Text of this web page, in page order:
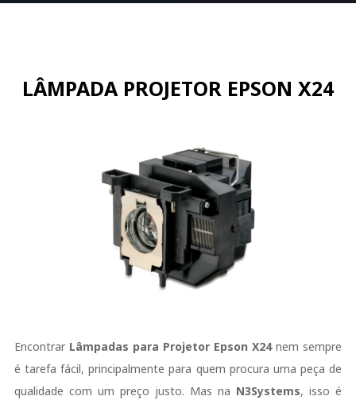
LÂMPADA PROJETOR EPSON X24
Encontrar Lâmpadas para Projetor Epson X24nem sempre
é tarefa fácil, principalmente para quem procura uma peça de
qualidade com um preço justo. Mas na N3Systems, isso é